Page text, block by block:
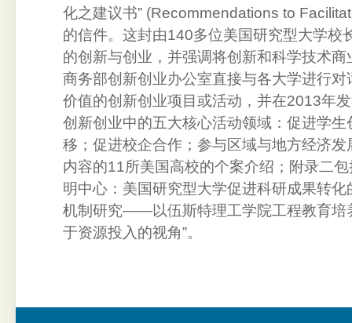
化之建议书” (Recommendations to
的信件。这封由140多位美国研究型大学校
的创新与创业，并强调将创新和科学技术
商务部创新创业办公室直接与各大学进行
价值的创新创业项目或活动，并在2013年
创新创业中的五大核心活动领域： 促进学生
移；促进校企合作；参与区域与地方经济
内容的11所美国高校的个案介绍；附录二
明中心：美国研究型大学促进科研成果转
机制研究——以伍斯特理工学院工程教育培
于资源投入的视角”。